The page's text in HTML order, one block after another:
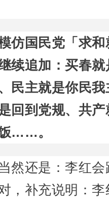
仿国民党「求
续追加：买春
民主就是你民
回到党规、共
……。
然还是：李红
，补充说明：